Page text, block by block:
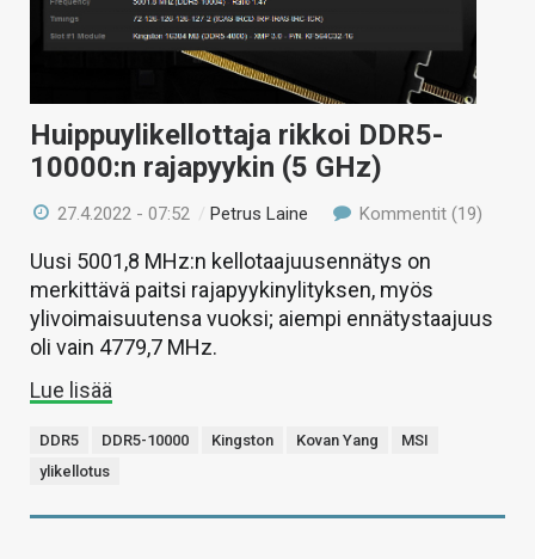
KAUPPA
HAKU
Huippuylikellottaja rikkoi DDR5-
10000:n rajapyykin (5 GHz)
27.4.2022 - 07:52 / Petrus Laine Kommentit (19)
Uusi 5001,8 MHz:n kellotaajuusennätys on
merkittävä paitsi rajapyykinylityksen, myös
ylivoimaisuutensa vuoksi; aiempi ennätystaajuus
oli vain 4779,7 MHz.
Lue lisää
DDR5 DDR5-10000 Kingston Kovan Yang
MSI
ylikellotus